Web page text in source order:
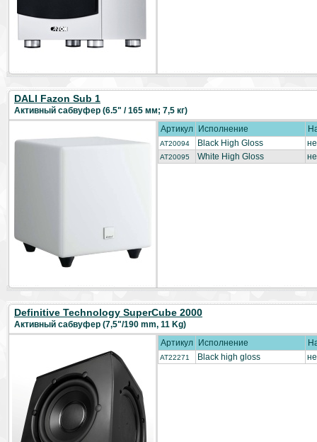
DALI Fazon Sub 1
Активный сабвуфер (6.5" / 165 мм; 7,5 кг)
Артикул
Исполнение
AT20094 Black High Gloss
AT20095 White High Gloss
Definitive Technology SuperCube 2000
Активный сабвуфер (7,5"/190 mm, 11 Kg)
Артикул
Исполнение
AT22271 Black high gloss